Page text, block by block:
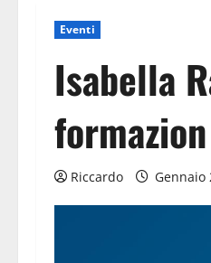
Eventi
Isabella
Riccardo Gennaio